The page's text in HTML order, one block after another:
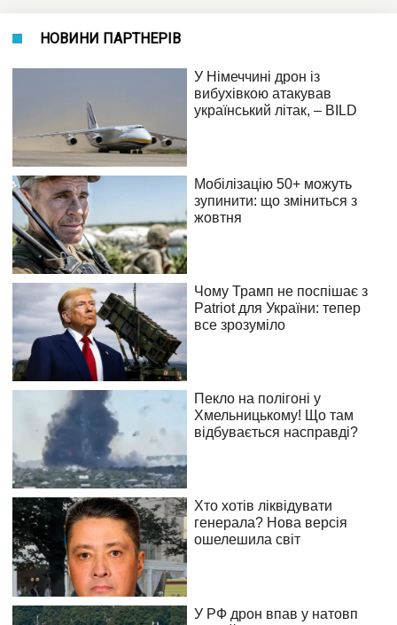
НОВИНИ ПАРТНЕРІВ